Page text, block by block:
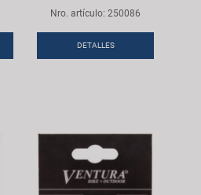
Nro. artículo: 250086
DETALLES